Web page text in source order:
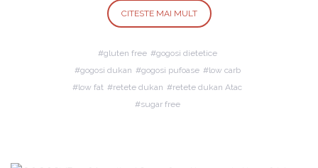
CITESTE MAI MULT
gluten free
gogosi dietetice
gogosi dukan
gogosi pufoase
low carb
low fat
retete dukan
retete dukan Atac
sugar free